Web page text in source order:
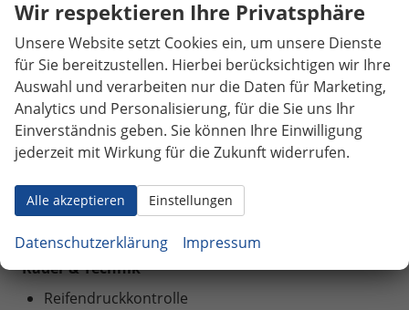
Start/Stop-Automatik
Zentralverriegelung mit Funkfernbedienung
Außen
Anhängerkupplung
Außenspiegel beheizbar
Frontscheibe beheizbar
Schiebetür (manuell)
Räder & Technik
Reifendruckkontrolle
Wir respektieren Ihre Privatsphäre
Unsere Website setzt Cookies ein, um unsere Dienste
für Sie bereitzustellen. Hierbei berücksichtigen wir Ihre
Auswahl und verarbeiten nur die Daten für Marketing,
Analytics und Personalisierung, für die Sie uns Ihr
Einverständnis geben. Sie können Ihre Einwilligung
jederzeit mit Wirkung für die Zukunft widerrufen.
Alle akzeptieren Einstellungen
Datenschutzerklärung Impressum